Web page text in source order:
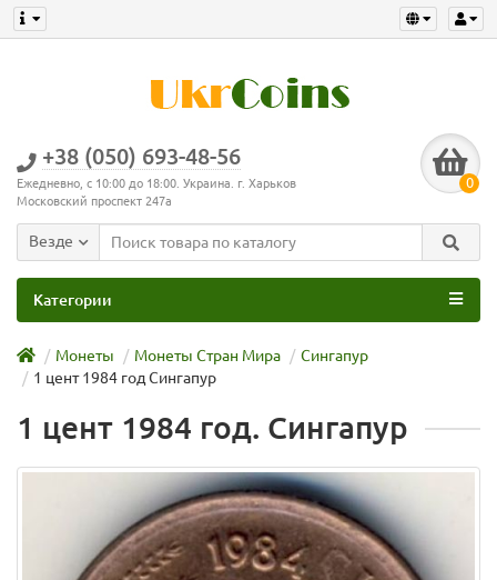
+38 (050) 693-48-56
Ежедневно, с 10:00 до 18:00. Украина. г. Харьков
Московский проспект 247а
0
Везде
Категории
Монеты Монеты Стран Мира
Сингапур
1 цент 1984 год Сингапур
1 цент 1984 год. Сингапур